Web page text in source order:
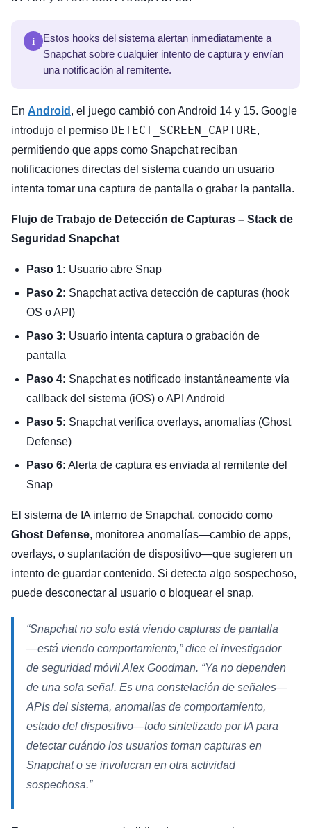
i
Estos hooks del sistema alertan inmediatamente a
Snapchat sobre cualquier intento de captura y envían
una notificación al remitente.
En Android , el juego cambió con Android 14 y 15. Google
introdujo el permiso DETECT_SCREEN_CAPTURE,
permitiendo que apps como Snapchat reciban
notificaciones directas del sistema cuando un usuario
intenta tomar una captura de pantalla o grabar la pantalla.
Flujo de Trabajo de Detección de Capturas – Stack de
Seguridad Snapchat
Paso 1: Usuario abre Snap
Paso 2: Snapchat activa detección de capturas (hook
OS o API)
Paso 3: Usuario intenta captura o grabación de
pantalla
Paso 4: Snapchat es notificado instantáneamente vía
callback del sistema (iOS) o API Android
Paso 5: Snapchat verifica overlays, anomalías (Ghost
Defense)
Paso 6: Alerta de captura es enviada al remitente del
Snap
El sistema de IA interno de Snapchat, conocido como
Ghost Defense, monitorea anomalías—cambio de apps,
overlays, o suplantación de dispositivo—que sugieren un
intento de guardar contenido. Si detecta algo sospechoso,
puede desconectar al usuario o bloquear el snap.
“Snapchat no solo está viendo capturas de pantalla
—está viendo comportamiento,” dice el investigador
de seguridad móvil Alex Goodman. “Ya no dependen
de una sola señal. Es una constelación de señales—
APIs del sistema, anomalías de comportamiento,
estado del dispositivo—todo sintetizado por IA para
detectar cuándo los usuarios toman capturas en
Snapchat o se involucran en otra actividad
sospechosa.”